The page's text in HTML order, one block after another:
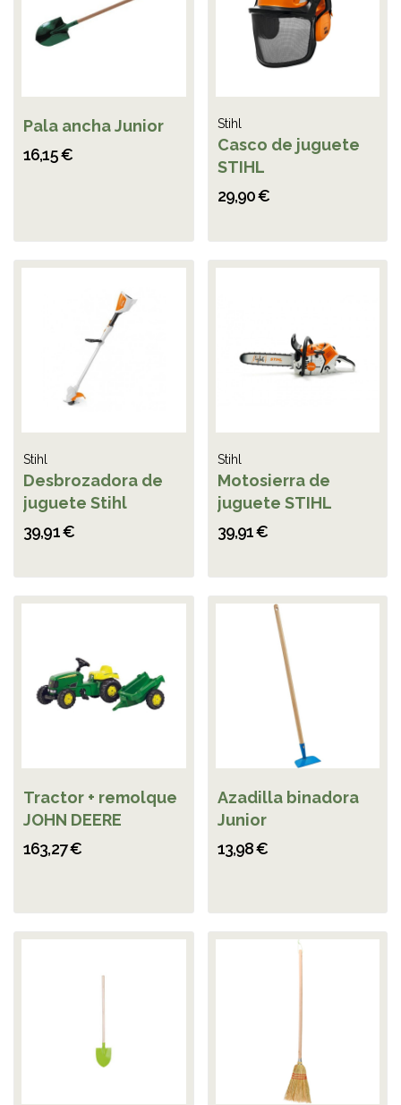
Pala ancha Junior
16,15 €
Stihl
Casco de juguete
STIHL
29,90 €
Stihl
Desbrozadora de
juguete Stihl
39,91 €
Stihl
Motosierra de
juguete STIHL
39,91 €
Tractor + remolque
JOHN DEERE
163,27 €
Azadilla binadora
Junior
13,98 €